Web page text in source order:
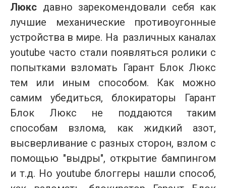
Люкс давно зарекомендовали себя как
лучшие механические противоугонные
устройства в мире. На различных каналах
youtube часто стали появляться ролики с
попытками взломать Гарант Блок Люкс
тем или иным способом. Как можно
самим убедиться, блокираторы Гарант
Блок Люкс не поддаются таким
способам взлома, как жидкий азот,
высверливание с разных сторон, взлом с
помощью "выдры", открытие бампингом
и т.д. Но youtube блоггеры нашли способ,